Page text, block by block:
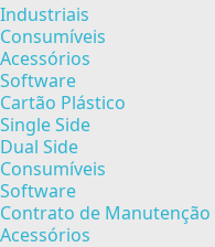
Industriais
Consumíveis
Acessórios
Software
Cartão Plástico
Single Side
Dual Side
Consumíveis
Software
Contrato de Manutenção
Acessórios